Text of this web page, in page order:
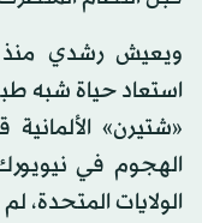
ويعيش رشدي
استعاد حياة شبه
«شتيرن»
الهجوم في
الولايات